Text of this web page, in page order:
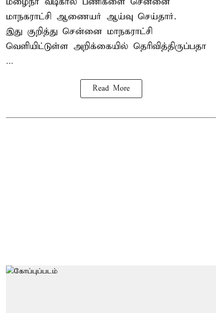
மாநகராட்சி ஆணையர் ஆய்வு செய்தார்.
இது குறித்து சென்னை மாநகராட்சி
வெளியிட்டுள்ள அறிக்கையில் தெரிவித்திருப்பதா
...
Read More